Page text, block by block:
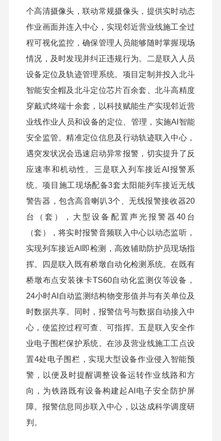
个高清摄像头，联动常规摄像头，提供实时动态
作业画面并连入中心，实现邻近营业线施工全过
程可视化监控，确保管理人员能够随时掌握现场
情况，及时发现并纠正违规行为。二是联入人员
设备定位及轨迹管理系统。项目定制并投入北斗
智能安全帽及北斗定位芯片百余套、北斗高精度
穿戴式终端十余套，以科技赋能生产实现邻近营
业线作业人员和设备的定位、管理，实施AI智能
安全监管。精准定位信息及行动轨迹联入中心，
遇突发状况会迅速启动异常报警，切实提升了反
应速率和机动性。三是联入列车接近AI报警系
统。项目施工现场配备3套太阳能列车接近无线
警告器，包含高音喇叭3个、无线报警接收器20
台（套），大型设备配置声光报警器40台
（套），将实时报警音频联入中心以动态监听，
实现列车接近AI即检测，高效辅助防护员现场指
挥。四是联入既有桥墩自动化检测系统。在既有
桥墩布点安装徕卡TS60自动化监测仪等设备，
24小时AI自动监测结构物变形值并与有关单位及
时数据共享。同时，报警信号与数据自动接入中
心，使监控过程可查、可指挥。五是联入安全作
业电子围栏保护系统。在涉及营业线施工工点设
置4处电子围栏，实现大型设备作业侵入智能预
警，以便及时提醒调整设备运转作业线路和方
向，为铁路既有设备构建起AI电子安全防护屏
障。报警信息同步联入中心，以达成科学调度研
判。